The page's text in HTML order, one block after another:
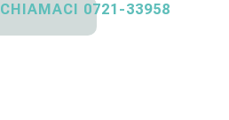
CHIAMACI 0721-33958